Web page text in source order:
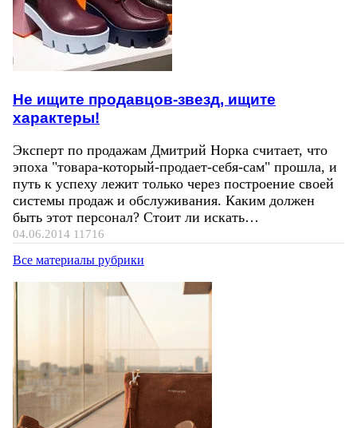
Не ищите продавцов-звезд, ищите
характеры!
Эксперт по продажам Дмитрий Норка считает, что
эпоха "товара-который-продает-себя-сам" прошла, и
путь к успеху лежит только через построение своей
системы продаж и обслуживания. Каким должен
быть этот персонал? Стоит ли искать…
04.06.2014 11716
Все материалы рубрики